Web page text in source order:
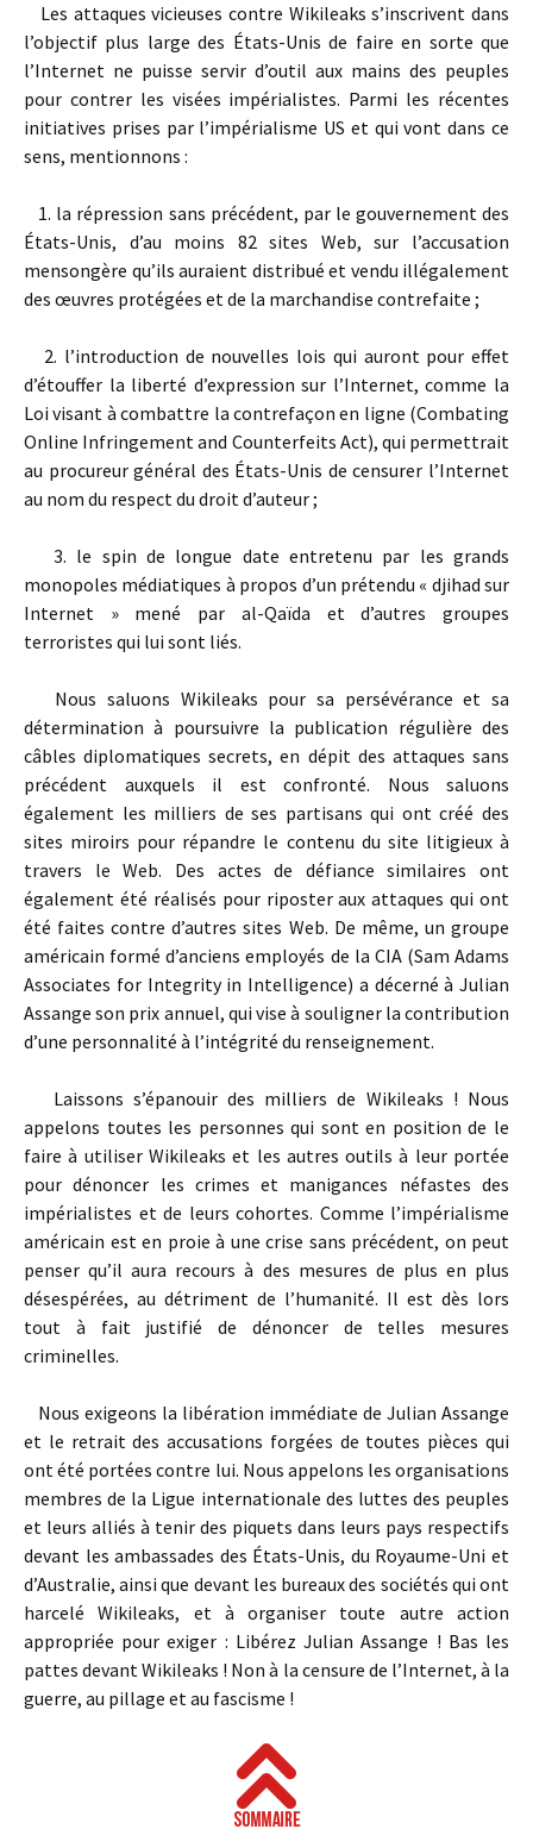
Les attaques vicieuses contre Wikileaks s’inscrivent dans
l’objectif plus large des États-Unis de faire en sorte que
l’Internet ne puisse servir d’outil aux mains des peuples
pour contrer les visées impérialistes. Parmi les récentes
initiatives prises par l’impérialisme US et qui vont dans ce
sens, mentionnons :
1. la répression sans précédent, par le gouvernement des
États-Unis, d’au moins 82 sites Web, sur l’accusation
mensongère qu’ils auraient distribué et vendu illégalement
des œuvres protégées et de la marchandise contrefaite ;
2. l’introduction de nouvelles lois qui auront pour effet
d’étouffer la liberté d’expression sur l’Internet, comme la
Loi visant à combattre la contrefaçon en ligne (Combating
Online Infringement and Counterfeits Act), qui permettrait
au procureur général des États-Unis de censurer l’Internet
au nom du respect du droit d’auteur ;
3. le spin de longue date entretenu par les grands
monopoles médiatiques à propos d’un prétendu « djihad sur
Internet » mené par al-Qaïda et d’autres groupes
terroristes qui lui sont liés.
Nous saluons Wikileaks pour sa persévérance et sa
détermination à poursuivre la publication régulière des
câbles diplomatiques secrets, en dépit des attaques sans
précédent auxquels il est confronté. Nous saluons
également les milliers de ses partisans qui ont créé des
sites miroirs pour répandre le contenu du site litigieux à
travers le Web. Des actes de défiance similaires ont
également été réalisés pour riposter aux attaques qui ont
été faites contre d’autres sites Web. De même, un groupe
américain formé d’anciens employés de la CIA (Sam Adams
Associates for Integrity in Intelligence) a décerné à Julian
Assange son prix annuel, qui vise à souligner la contribution
d’une personnalité à l’intégrité du renseignement.
Laissons s’épanouir des milliers de Wikileaks ! Nous
appelons toutes les personnes qui sont en position de le
faire à utiliser Wikileaks et les autres outils à leur portée
pour dénoncer les crimes et manigances néfastes des
impérialistes et de leurs cohortes. Comme l’impérialisme
américain est en proie à une crise sans précédent, on peut
penser qu’il aura recours à des mesures de plus en plus
désespérées, au détriment de l’humanité. Il est dès lors
tout à fait justifié de dénoncer de telles mesures
criminelles.
Nous exigeons la libération immédiate de Julian Assange
et le retrait des accusations forgées de toutes pièces qui
ont été portées contre lui. Nous appelons les organisations
membres de la Ligue internationale des luttes des peuples
et leurs alliés à tenir des piquets dans leurs pays respectifs
devant les ambassades des États-Unis, du Royaume-Uni et
d’Australie, ainsi que devant les bureaux des sociétés qui ont
harcelé Wikileaks, et à organiser toute autre action
appropriée pour exiger : Libérez Julian Assange ! Bas les
pattes devant Wikileaks ! Non à la censure de l’Internet, à la
guerre, au pillage et au fascisme !